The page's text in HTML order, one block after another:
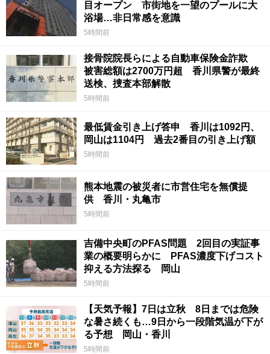
目オープン 市街地を一望のプールに大
浴場…非日常感を意識
5時間前
接骨院院長らによる自動車保険金詐欺
被害総額は2700万円超 香川県警が最終
送検、捜査本部解散
5時間前
最低賃金引き上げ答申 香川は1092円、
岡山は1104円 過去2番目の引き上げ額
5時間前
熊本地震の被災者に市営住宅を無償提
供 香川・丸亀市
5時間前
吉備中央町のPFAS問題 2回目の実証事
業の概要明らかに PFAS濃度下げコスト
抑える方法探る 岡山
5時間前
【天気予報】7日は立秋 8日までは危険
な暑さ続くも…9日から一段階気温が下が
る予想 岡山・香川
5時間前